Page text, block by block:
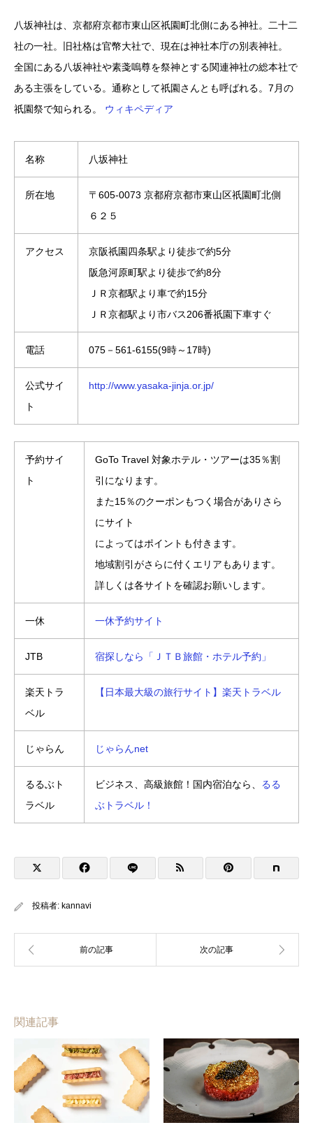
八坂神社は、京都府京都市東山区祇園町北側にある神社。二十二
社の一社。旧社格は官幣大社で、現在は神社本庁の別表神社。
全国にある八坂神社や素戔嗚尊を祭神とする関連神社の総本社で
ある主張をしている。通称として祇園さんとも呼ばれる。7月の
祇園祭で知られる。 ウィキペディア
名称 八坂神社
所在地
〒605-0073 京都府京都市東山区祇園町北側
６２５
アクセス
京阪祇園四条駅より徒歩で約5分
阪急河原町駅より徒歩で約8分
ＪＲ京都駅より車で約15分
ＪＲ京都駅より市バス206番祇園下車すぐ
電話 075－561-6155(9時～17時)
公式サイ
ト
http://www.yasaka-jinja.or.jp/
予約サイ
ト
GoTo Travel 対象ホテル・ツアーは35％割
引になります。
また15％のクーポンもつく場合がありさら
にサイト
によってはポイントも付きます。
地域割引がさらに付くエリアもあります。
詳しくは各サイトを確認お願いします。
一休 一休予約サイト
JTB 宿探しなら「ＪＴＢ旅館・ホテル予約」
楽天トラ
ベル
【日本最大級の旅行サイト】楽天トラベル
じゃらん じゃらんnet
るるぶト
ラベル
ビジネス、高級旅館！国内宿泊なら、 るる
ぶトラベル！
投稿者: kannavi
関連記事